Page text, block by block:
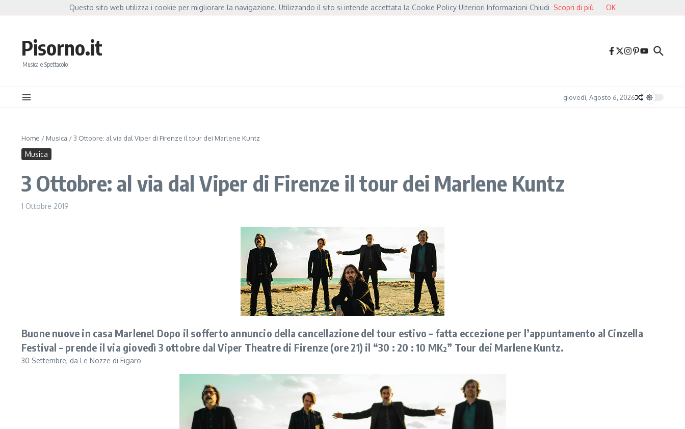
Mannoia, a Capannori nasce “Anime Salve”: la data zero è un atto d’amore per De André e Fossati Fulminacci a Pisa, una serata “indispensabile” in Piazza dei Cavalieri Druga Godba 2026, il gran finale: dalla poesia del folk alle pulsazioni
Pisorno.it
Musica e Spettacolo
giovedì, Agosto 6, 2026
Home / Musica / 3 Ottobre: al via dal Viper di Firenze il tour dei Marlene Kuntz
Musica
3 Ottobre: al via dal Viper di Firenze il tour dei Marlene Kuntz
1 Ottobre 2019
Buone nuove in casa Marlene! Dopo il sofferto annuncio della cancellazione del tour estivo – fatta eccezione per l’appuntamento al Cinzella
Festival – prende il via giovedì 3 ottobre dal Viper Theatre di Firenze (ore 21) il “30 : 20 : 10 MK²” Tour dei Marlene Kuntz.
30 Settembre, da Le Nozze di Figaro
Questo sito web utilizza i cookie per migliorare la navigazione. Utilizzando il sito si intende accettata la Cookie Policy Ulteriori Informazioni Chiudi Scopri di più OK